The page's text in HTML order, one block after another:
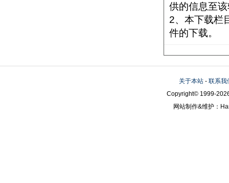
供的信息至
2、本下载栏
件的下载。
关于本站 - 联系我
Copyright© 1999-
网站制作&维护：